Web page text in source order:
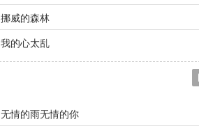
挪威的森林
我的心太乱
无情的雨无情的你